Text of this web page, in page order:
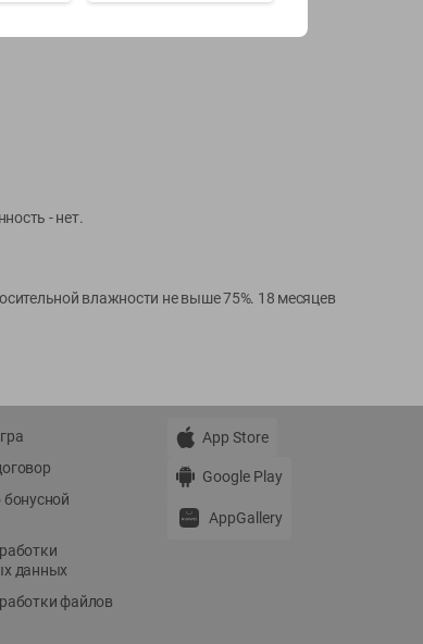
данных
файлов
App Store
Google Play
AppGallery
- нет.
влажности не выше 75%. 18 месяцев